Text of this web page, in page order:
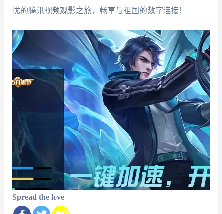
忧的腾讯视频观影之旅，畅享与祖国的数字连接！
Spread the love